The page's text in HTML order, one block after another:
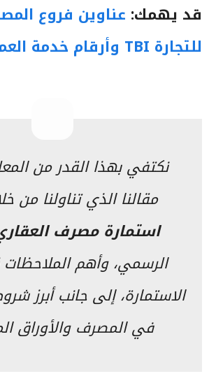
قد يهمك: عناوين فروع
للتجارة TBI وأرقام خدمة العملاء
نكتفي بهذا القدر من
مقالنا الذي تناولنا من
استمارة مصرف
الرسمي، وأهم الملاحظات
الاستمارة، إلى جانب أبرز
في المصرف والأوراق